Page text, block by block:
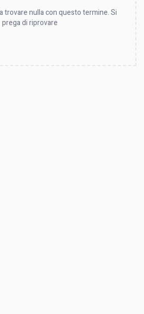
trovare nulla con questo termine. Si
prega di riprovare